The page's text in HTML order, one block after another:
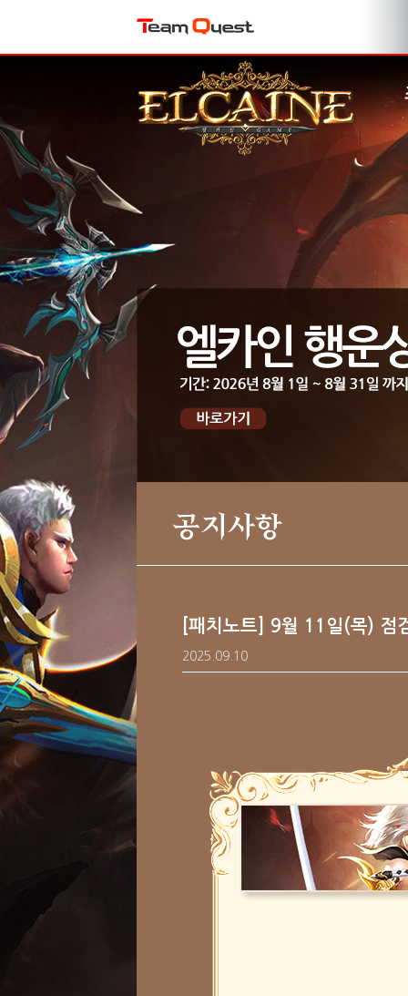
공지사항
[패치노트] 9월 11일(목) 점
2025.09.10